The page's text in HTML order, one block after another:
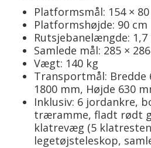
Platformsmål: 154 ×
Platformshøjde: 90 cm
Rutsjebanelængde: 1,7
Samlede mål: 285 ×
Vægt: 140 kg
Transportmål: Bredde
1800 mm, Højde 630
Inklusiv: 6 jordankre,
træramme, fladt rødt
klatrevæg (5
legetøjsteleskop,